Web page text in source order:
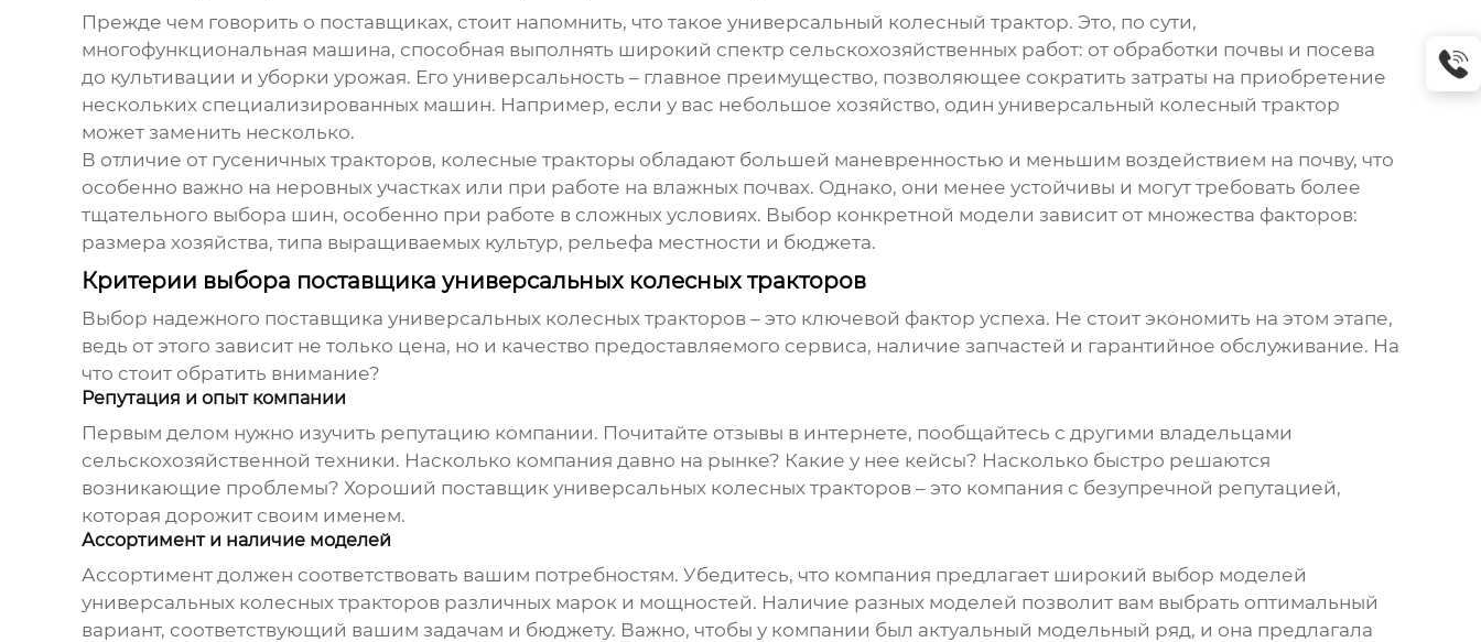
Прежде чем говорить о поставщиках, стоит напомнить, что такое универсальный колесный трактор. Это, по сути,
многофункциональная машина, способная выполнять широкий спектр сельскохозяйственных работ: от обработки почвы и посева
до культивации и уборки урожая. Его универсальность – главное преимущество, позволяющее сократить затраты на приобретение
нескольких специализированных машин. Например, если у вас небольшое хозяйство, один универсальный колесный трактор
может заменить несколько.
В отличие от гусеничных тракторов, колесные тракторы обладают большей маневренностью и меньшим воздействием на почву, что
особенно важно на неровных участках или при работе на влажных почвах. Однако, они менее устойчивы и могут требовать более
тщательного выбора шин, особенно при работе в сложных условиях. Выбор конкретной модели зависит от множества факторов:
размера хозяйства, типа выращиваемых культур, рельефа местности и бюджета.
Критерии выбора поставщика универсальных колесных тракторов
Выбор надежного поставщика универсальных колесных тракторов– это ключевой фактор успеха. Не стоит экономить на этом этапе,
ведь от этого зависит не только цена, но и качество предоставляемого сервиса, наличие запчастей и гарантийное обслуживание. На
что стоит обратить внимание?
Репутация и опыт компании
Первым делом нужно изучить репутацию компании. Почитайте отзывы в интернете, пообщайтесь с другими владельцами
сельскохозяйственной техники. Насколько компания давно на рынке? Какие у нее кейсы? Насколько быстро решаются
возникающие проблемы? Хороший поставщик универсальных колесных тракторов– это компания с безупречной репутацией,
которая дорожит своим именем.
Ассортимент и наличие моделей
Ассортимент должен соответствовать вашим потребностям. Убедитесь, что компания предлагает широкий выбор моделей
универсальных колесных тракторовразличных марок и мощностей. Наличие разных моделей позволит вам выбрать оптимальный
вариант, соответствующий вашим задачам и бюджету. Важно, чтобы у компании был актуальный модельный ряд, и она предлагала